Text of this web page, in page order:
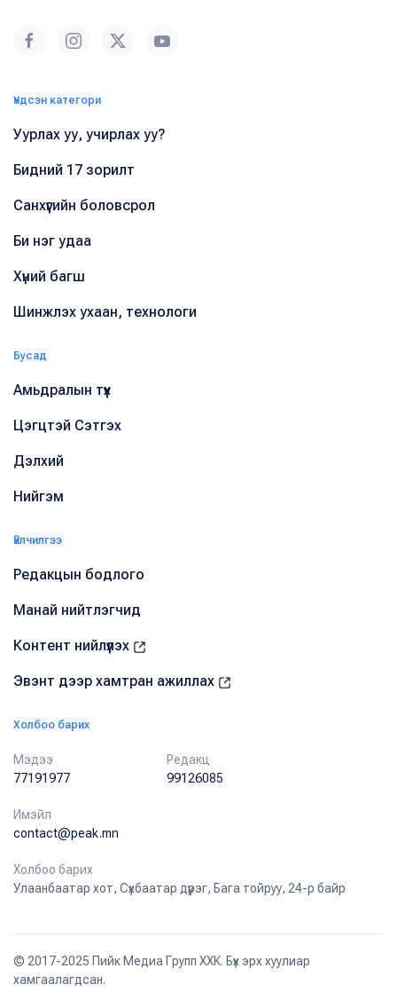
Үндсэн категори
Уурлах уу, учирлах уу?
Бидний 17 зорилт
Санхүүгийн боловсрол
Би нэг удаа
Хүний багш
Шинжлэх ухаан, технологи
Бусад
Амьдралын түүх
Цэгцтэй Сэтгэх
Дэлхий
Нийгэм
Үйлчилгээ
Редакцын бодлого
Манай нийтлэгчид
Контент нийлүүлэх
Эвэнт дээр хамтран ажиллах
Холбоо барих
Мэдээ
77191977
Редакц
99126085
Имэйл
contact@peak.mn
Холбоо барих
Улаанбаатар хот, Сүхбаатар дүүрэг, Бага тойруу, 24-р байр
© 2017-2025 Пийк Медиа Групп ХХК. Бүх эрх хуулиар
хамгаалагдсан.